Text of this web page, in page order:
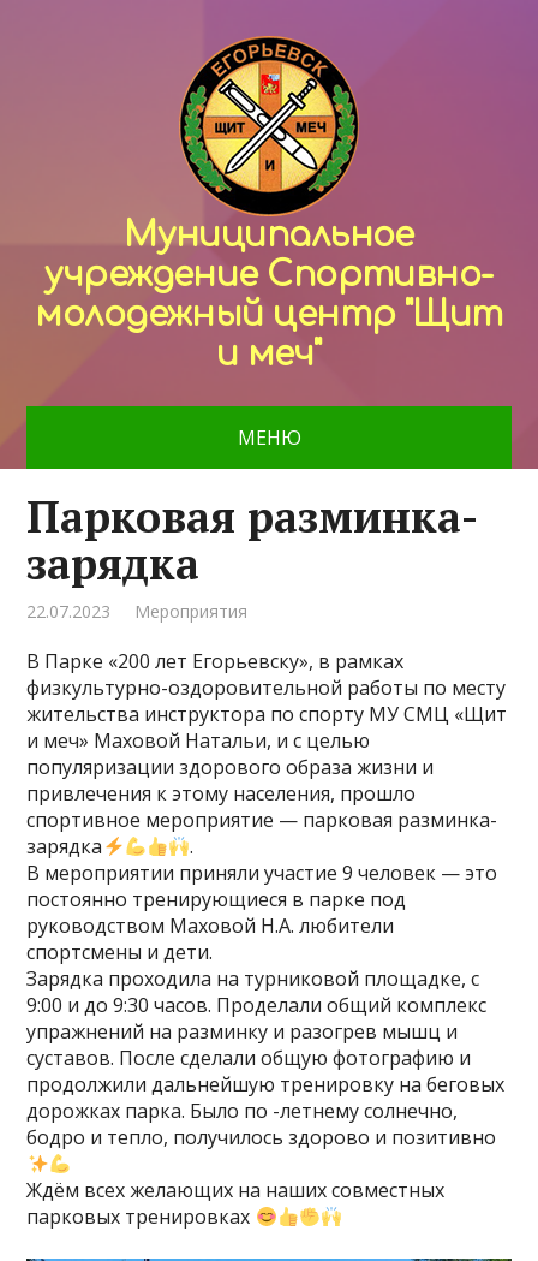
Муниципальное
учреждение Спортивно-
молодежный центр "Щит
и меч"
МЕНЮ
Парковая разминка-
зарядка
22.07.2023 Мероприятия
В Парке «200 лет Егорьевску», в рамках
физкультурно-оздоровительной работы по месту
жительства инструктора по спорту МУ СМЦ «Щит
и меч» Маховой Натальи, и с целью
популяризации здорового образа жизни и
привлечения к этому населения, прошло
спортивное мероприятие — парковая разминка-
зарядка
.
В мероприятии приняли участие 9 человек — это
постоянно тренирующиеся в парке под
руководством Маховой Н.А. любители
спортсмены и дети.
Зарядка проходила на турниковой площадке, с
9:00 и до 9:30 часов. Проделали общий комплекс
упражнений на разминку и разогрев мышц и
суставов. После сделали общую фотографию и
продолжили дальнейшую тренировку на беговых
дорожках парка. Было по -летнему солнечно,
бодро и тепло, получилось здорово и позитивно
Ждём всех желающих на наших совместных
парковых тренировках